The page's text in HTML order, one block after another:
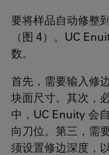
要将样品自动修整
（图 4）。UC
数。
首先，需要输入修
块面尺寸。其次，
中，UC Enuity 会
向刀位。第三，需
须设置修边深度，